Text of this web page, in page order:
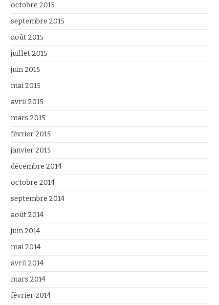
octobre 2015
septembre 2015
août 2015
juillet 2015
juin 2015
mai 2015
avril 2015
mars 2015
février 2015
janvier 2015
décembre 2014
octobre 2014
septembre 2014
août 2014
juin 2014
mai 2014
avril 2014
mars 2014
février 2014